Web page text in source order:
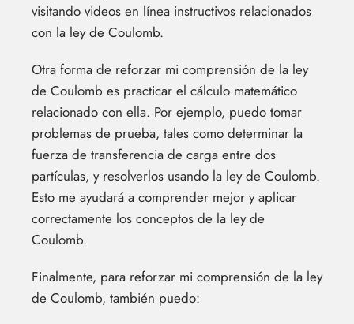
visitando videos en línea instructivos relacionados
con la ley de Coulomb.
Otra forma de reforzar mi comprensión de la ley
de Coulomb es practicar el cálculo matemático
relacionado con ella. Por ejemplo, puedo tomar
problemas de prueba, tales como determinar la
fuerza de transferencia de carga entre dos
partículas, y resolverlos usando la ley de Coulomb.
Esto me ayudará a comprender mejor y aplicar
correctamente los conceptos de la ley de
Coulomb.
Finalmente, para reforzar mi comprensión de la ley
de Coulomb, también puedo: